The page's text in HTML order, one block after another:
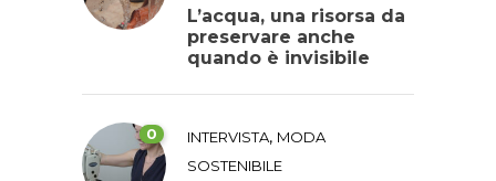
L’acqua, una risorsa da
preservare anche
quando è invisibile
0 INTERVISTA, MODA
SOSTENIBILE